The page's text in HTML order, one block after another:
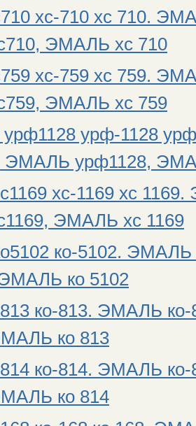
хс-710 хс 710.
ЭМАЛЬ хс 710
хс-759 хс 759.
ЭМАЛЬ хс 759
урф1128 урф-1128
ЭМАЛЬ урф1128,
хс-1169 хс
ЭМАЛЬ хс 1169
ко-5102.
ко 5102
ко-813. ЭМАЛЬ
ко 813
ко-814. ЭМАЛЬ
ко 814